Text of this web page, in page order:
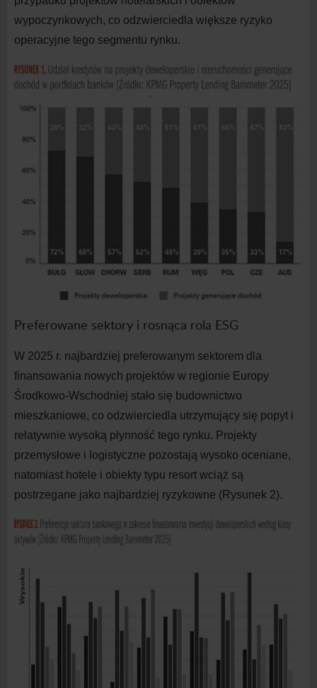
wypoczynkowych, co odzwierciedla większe ryzyko
operacyjne tego segmentu rynku.
Preferowane sektory i rosnąca rola ESG
W 2025 r. najbardziej preferowanym sektorem dla
finansowania nowych projektów w regionie Europy
Środkowo-Wschodniej stało się budownictwo
mieszkaniowe, co odzwierciedla utrzymujący się popyt i
relatywnie wysoką płynność tego rynku. Projekty
przemysłowe i logistyczne pozostają wysoko oceniane,
natomiast hotele i obiekty typu resort wciąż są
postrzegane jako najbardziej ryzykowne (Rysunek 2).